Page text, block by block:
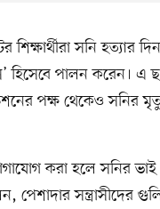
সনি হত্যার
হিসেবে পালন করেন। এ
পক্ষ থেকেও সনির
করা হলে সনির
সন্ত্রাসীদের